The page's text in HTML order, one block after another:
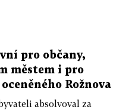
pro občany,
městem i pro
Rožnova
absolvoval za